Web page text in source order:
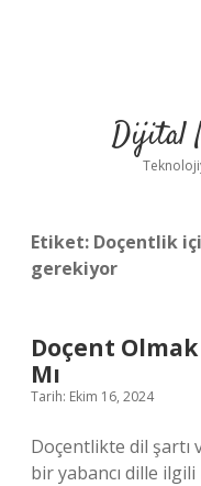
Dijital
Etiket: Doçentlik
gerekiyor
Doçent
Mı
Tarih: Ekim 16, 2024
Doçentlikte dil şartı
bir yabancı dille ilgili